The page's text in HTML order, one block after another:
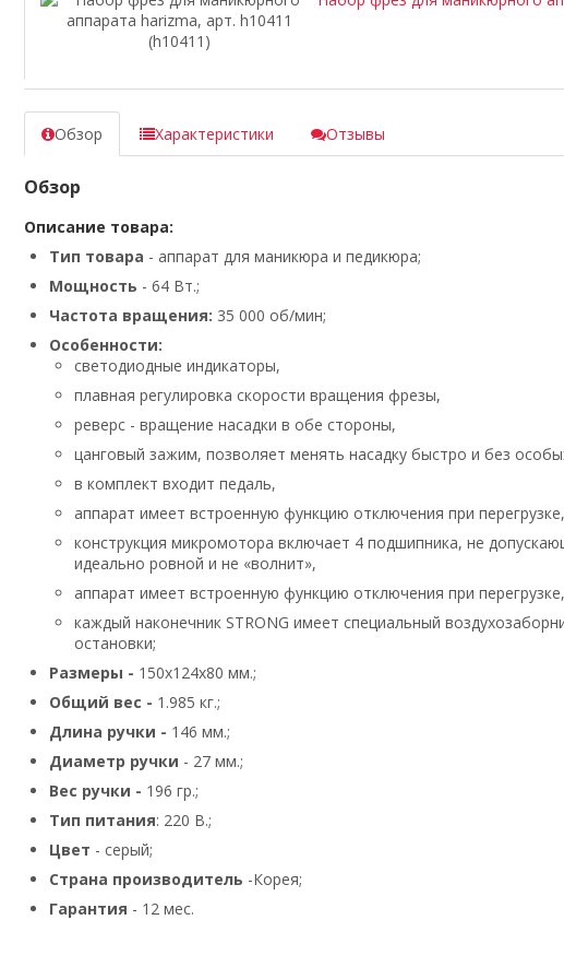
Обзор Характеристики Отзывы
Обзор
Описание товара:
Тип товара - аппарат для маникюра и педикюра;
Мощность - 64 Вт.;
Частота вращения: 35 000 об/мин;
Особенности:
светодиодные индикаторы,
плавная регулировка скорости вращения фрезы,
реверс - вращение насадки в обе стороны,
цанговый зажим, позволяет менять насадку быстро и без
в комплект входит педаль,
аппарат имеет встроенную функцию отключения при
конструкция микромотора включает 4 подшипника, не
идеально ровной и не «волнит»,
аппарат имеет встроенную функцию отключения при
каждый наконечник STRONG имеет специальный
остановки;
Размеры - 150х124х80 мм.;
Общий вес - 1.985 кг.;
Длина ручки - 146 мм.;
Диаметр ручки - 27 мм.;
Вес ручки - 196 гр.;
Тип питания: 220 В.;
Цвет - серый;
Страна производитель -Корея;
Гарантия - 12 мес.